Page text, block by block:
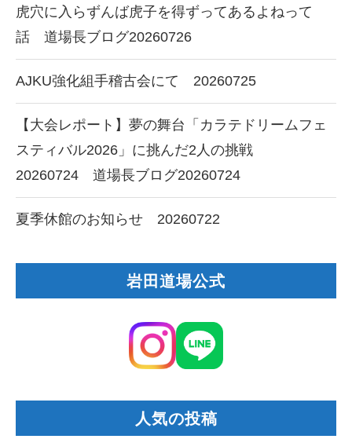
虎穴に入らずんば虎子を得ずってあるよねって
話 道場長ブログ20260726
AJKU強化組手稽古会にて 20260725
【大会レポート】夢の舞台「カラテドリームフェ
スティバル2026」に挑んだ2人の挑戦
20260724 道場長ブログ20260724
夏季休館のお知らせ 20260722
岩田道場公式
人気の投稿